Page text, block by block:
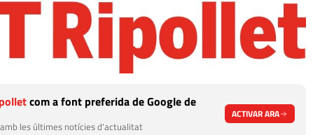
com a font preferida de Google de
les últimes notícies d'actualitat
ACTIVAR ARA